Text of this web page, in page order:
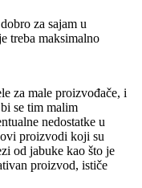
za sajam u
treba maksimalno
za male proizvođače, i
se tim malim
nedostatke u
proizvodi koji su
od jabuke kao što je
proizvod, ističe